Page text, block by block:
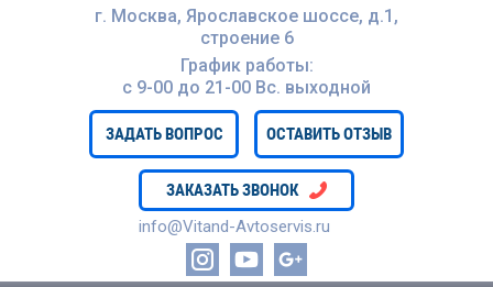
г. Москва, Ярославское шоссе, д.1,
строение 6
График работы:
с 9-00 до 21-00 Вc. выходной
ЗАДАТЬ ВОПРОС ОСТАВИТЬ ОТЗЫВ
ЗАКАЗАТЬ ЗВОНОК
info@Vitand-Avtoservis.ru